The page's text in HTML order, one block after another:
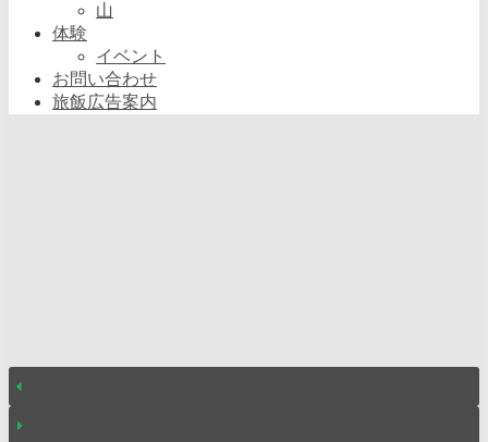
山
体験
イベント
お問い合わせ
旅飯広告案内